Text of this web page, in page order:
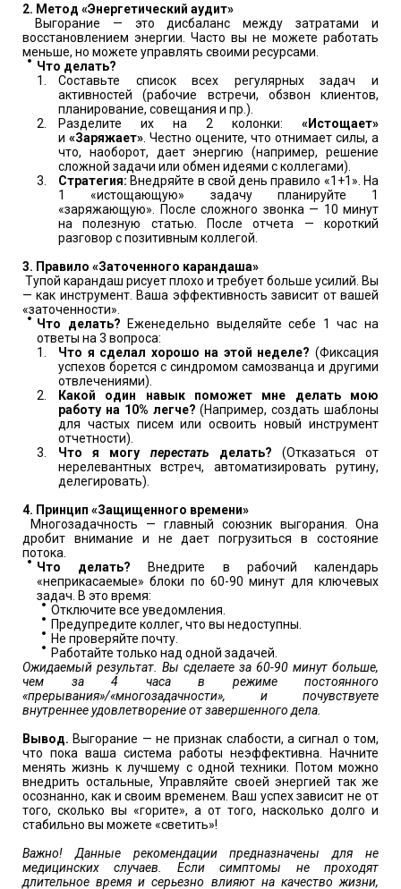
2. Метод «Энергетический аудит»
Выгорание — это дисбаланс между затратами и
восстановлением энергии. Часто вы не можете работать
меньше, но можете управлять своими ресурсами.
Что делать?
Составьте список всех регулярных задач и
активностей (рабочие встречи, обзвон клиентов,
планирование, совещания и пр.).
Разделите их на 2 колонки: «Истощает»
и «Заряжает» . Честно оцените, что отнимает силы, а
что, наоборот, дает энергию (например, решение
сложной задачи или обмен идеями с коллегами).
Стратегия: Внедряйте в свой день правило «1+1». На
1 «истощающую» задачу планируйте 1
«заряжающую». После сложного звонка — 10 минут
на полезную статью. После отчета — короткий
разговор с позитивным коллегой.
3. Правило «Заточенного карандаша»
Тупой карандаш рисует плохо и требует больше усилий. Вы
— как инструмент. Ваша эффективность зависит от вашей
«заточенности».
Что делать? Еженедельно выделяйте себе 1 час на
ответы на 3 вопроса:
Что я сделал хорошо на этой неделе? (Фиксация
успехов борется с синдромом самозванца и другими
отвлечениями).
Какой один навык поможет мне делать мою
работу на 10% легче? (Например, создать шаблоны
для частых писем или освоить новый инструмент
отчетности).
Что я могу перестать делать? (Отказаться от
нерелевантных встреч, автоматизировать рутину,
делегировать).
4. Принцип «Защищенного времени»
Многозадачность — главный союзник выгорания. Она
дробит внимание и не дает погрузиться в состояние
потока.
Что делать? Внедрите в рабочий календарь
«неприкасаемые» блоки по 60-90 минут для ключевых
задач. В это время:
Отключите все уведомления.
Предупредите коллег, что вы недоступны.
Не проверяйте почту.
Работайте только над одной задачей.
Ожидаемый результат. Вы сделаете за 60-90 минут больше,
чем за 4 часа в режиме постоянного
«прерывания»/«многозадачности», и почувствуете
внутреннее удовлетворение от завершенного дела.
Вывод. Выгорание — не признак слабости, а сигнал о том,
что пока ваша система работы неэффективна. Начните
менять жизнь к лучшему с одной техники. Потом можно
внедрить остальные, Управляйте своей энергией так же
осознанно, как и своим временем. Ваш успех зависит не от
того, сколько вы «горите», а от того, насколько долго и
стабильно вы можете «светить»!
Важно! Данные рекомендации предназначены для не
медицинских случаев. Если симптомы не проходят
длительное время и серьезно влияют на качество жизни,